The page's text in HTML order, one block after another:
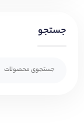
جستجو